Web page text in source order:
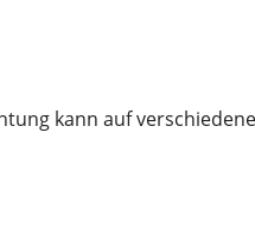
kann auf